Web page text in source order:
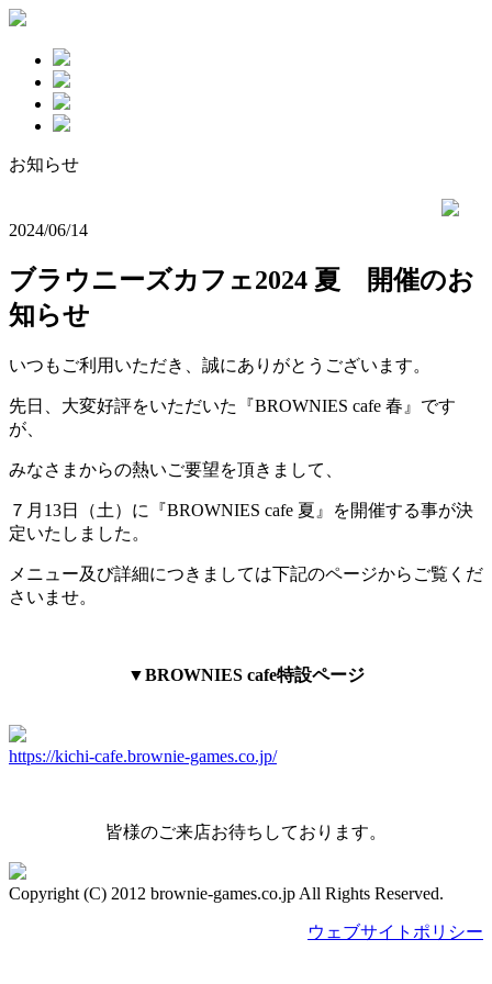
お知らせ
2024/06/14
ブラウニーズカフェ2024 夏 開催のお
知らせ
いつもご利用いただき、誠にありがとうございます。
先日、大変好評をいただいた『BROWNIES cafe 春』です
が、
みなさまからの熱いご要望を頂きまして、
７月13日（土）に『BROWNIES cafe 夏』を開催する事が決
定いたしました。
メニュー及び詳細につきましては下記のページからご覧くだ
さいませ。
▼BROWNIES cafe特設ページ
https://kichi-cafe.brownie-games.co.jp/
皆様のご来店お待ちしております。
Copyright (C) 2012 brownie-games.co.jp All Rights Reserved.
ウェブサイトポリシー